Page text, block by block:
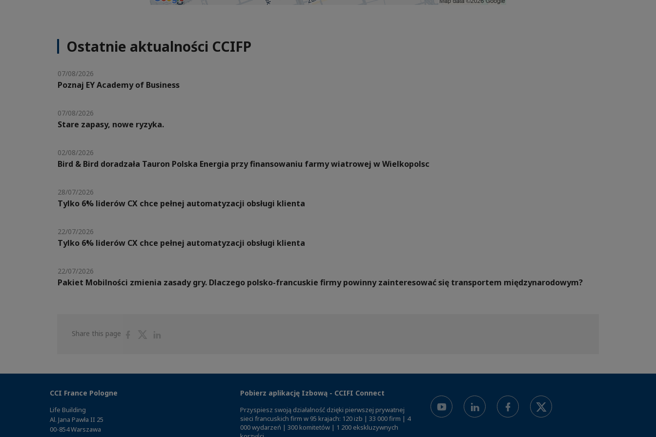
Ostatnie aktualności CCIFP
07/08/2026
Poznaj EY Academy of Business
07/08/2026
Stare zapasy, nowe ryzyka.
02/08/2026
Bird & Bird doradzała Tauron Polska Energia przy finansowaniu farmy wiatrowej w Wielkopolsc
28/07/2026
Tylko 6% liderów CX chce pełnej automatyzacji obsługi klienta
22/07/2026
Tylko 6% liderów CX chce pełnej automatyzacji obsługi klienta
22/07/2026
Pakiet Mobilności zmienia zasady gry. Dlaczego polsko-francuskie firmy powinny zainteresować się transportem międzynarodowym?
Share this page
ShareShare
CCI France Pologne
Life Building
Al. Jana Pawła II 25
00-854 Warszawa
Pobierz aplikację Izbową - CCIFI Connect
Przyspiesz swoją działalność dzięki pierwszej prywatnej
sieci francuskich firm w 95 krajach: 120 izb | 33 000 firm | 4
000 wydarzeń | 300 komitetów | 1 200 ekskluzywnych